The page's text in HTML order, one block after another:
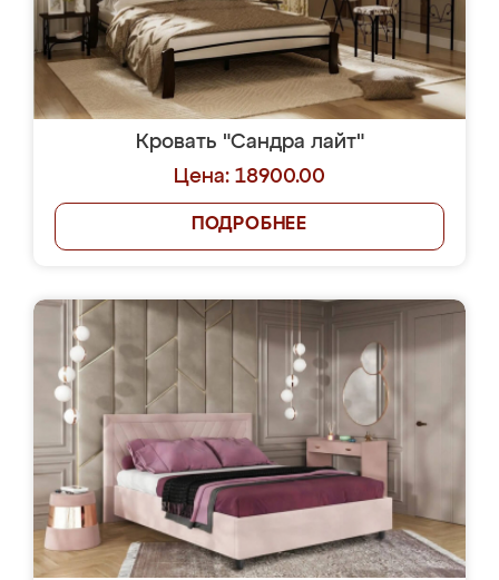
Кровать "Сандра лайт"
Цена: 18900.00
ПОДРОБНЕЕ